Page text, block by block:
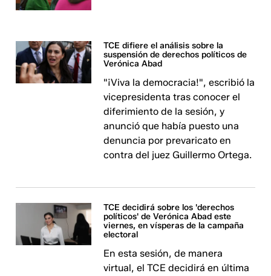
TCE difiere el análisis sobre la
suspensión de derechos políticos de
Verónica Abad
"¡Viva la democracia!", escribió la
vicepresidenta tras conocer el
diferimiento de la sesión, y
anunció que había puesto una
denuncia por prevaricato en
contra del juez Guillermo Ortega.
TCE decidirá sobre los 'derechos
políticos' de Verónica Abad este
viernes, en vísperas de la campaña
electoral
En esta sesión, de manera
virtual, el TCE decidirá en última